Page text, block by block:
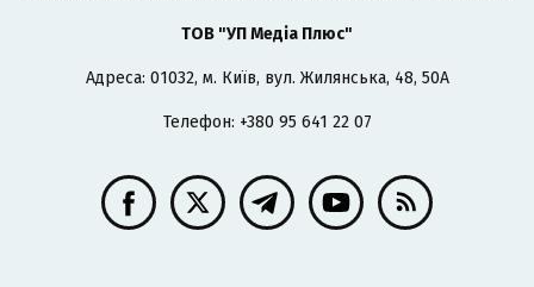
ТОВ "УП Медіа Плюс"
Адреса: 01032, м. Київ, вул. Жилянська, 48, 50А
Телефон: +380 95 641 22 07